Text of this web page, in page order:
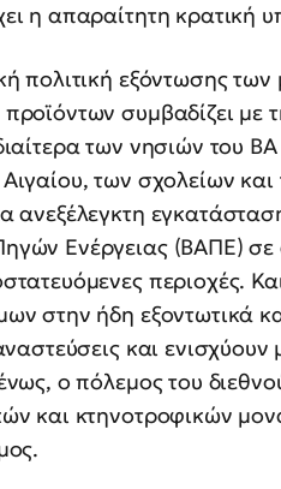
η απαραίτητη κρατική
πολιτική εξόντωσης
συμβαδίζει με
των νησιών του
των σχολείων
ανεξέλεγκτη
Ενέργειας (ΒΑΠΕ) σε
περιοχές.
στην ήδη εξοντωτικά
και
ο πόλεμος του
και κτηνοτροφικών